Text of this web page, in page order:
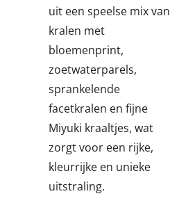
uit een speelse mix van
kralen met
bloemenprint,
zoetwaterparels,
sprankelende
facetkralen en fijne
Miyuki kraaltjes, wat
zorgt voor een rijke,
kleurrijke en unieke
uitstraling.